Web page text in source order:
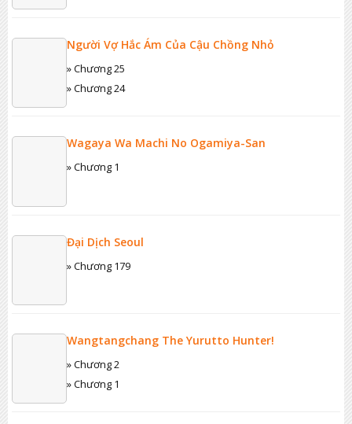
Người Vợ Hắc Ám Của Cậu Chồng Nhỏ
» Chương 25
» Chương 24
Wagaya Wa Machi No Ogamiya-San
» Chương 1
Đại Dịch Seoul
» Chương 179
Wangtangchang The Yurutto Hunter!
» Chương 2
» Chương 1